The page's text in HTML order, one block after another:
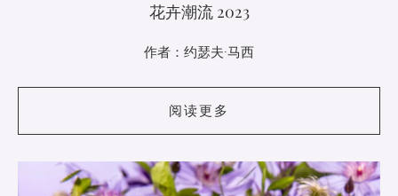
花卉潮流 2023
作者：约瑟夫·马西
阅读更多